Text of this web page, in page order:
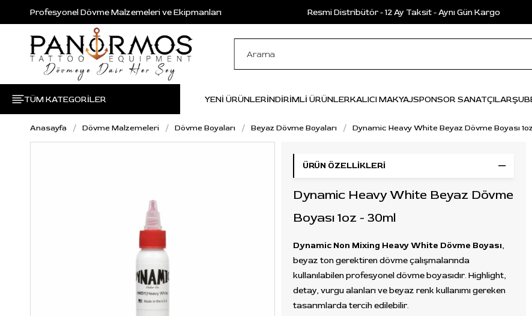
Profesyonel Dövme Malzemeleri ve Ekipmanları Resmi Distribütör - 12 Ay Taksit - Aynı Gün Kargo
TÜM KATEGORİLER YENİ ÜRÜNLERİNDİRİMLİ ÜRÜNLERKALICI MAKYAJSPONSOR SANATÇILAR
Anasayfa Dövme Malzemeleri Dövme Boyaları Beyaz Dövme Boyaları Dynamic Heavy White Beyaz Dövme Boyası
ÜRÜN ÖZELLIKLERI
Dynamic Heavy White Beyaz Dövme
Boyası 1oz - 30ml
Dynamic Non Mixing Heavy White Dövme Boyası,
beyaz ton gerektiren dövme çalışmalarında
kullanılabilen profesyonel dövme boyasıdır. Highlight,
detay, vurgu alanları ve beyaz renk kullanımı gereken
tasarımlarda tercih edilebilir.